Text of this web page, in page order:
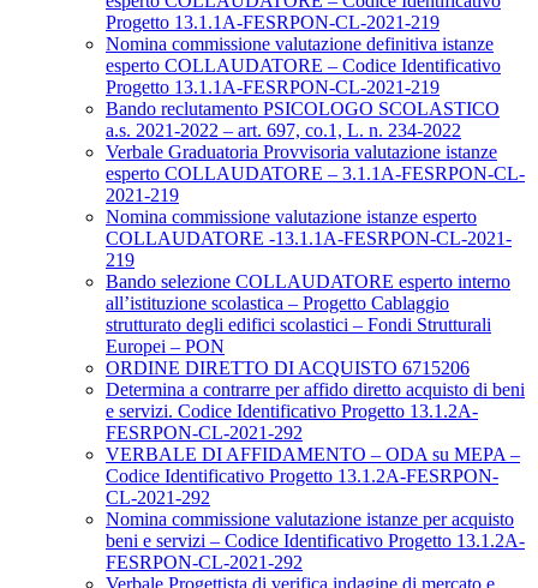
Progetto 13.1.1A-FESRPON-CL-2021-219
Nomina commissione valutazione definitiva istanze
esperto COLLAUDATORE – Codice Identificativo
Progetto 13.1.1A-FESRPON-CL-2021-219
Bando reclutamento PSICOLOGO SCOLASTICO
a.s. 2021-2022 – art. 697, co.1, L. n. 234-2022
Verbale Graduatoria Provvisoria valutazione istanze
esperto COLLAUDATORE – 3.1.1A-FESRPON-CL-
2021-219
Nomina commissione valutazione istanze esperto
COLLAUDATORE -13.1.1A-FESRPON-CL-2021-
219
Bando selezione COLLAUDATORE esperto interno
all’istituzione scolastica – Progetto Cablaggio
strutturato degli edifici scolastici – Fondi Strutturali
Europei – PON
ORDINE DIRETTO DI ACQUISTO 6715206
Determina a contrarre per affido diretto acquisto di beni
e servizi. Codice Identificativo Progetto 13.1.2A-
FESRPON-CL-2021-292
VERBALE DI AFFIDAMENTO – ODA su MEPA –
Codice Identificativo Progetto 13.1.2A-FESRPON-
CL-2021-292
Nomina commissione valutazione istanze per acquisto
beni e servizi – Codice Identificativo Progetto 13.1.2A-
FESRPON-CL-2021-292